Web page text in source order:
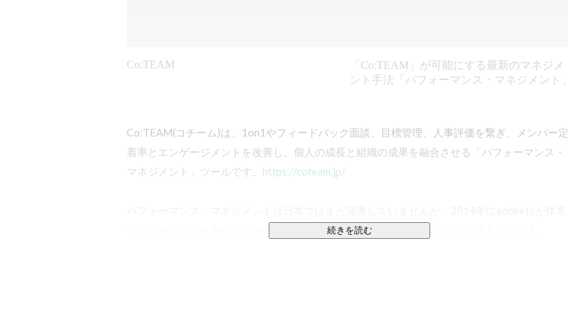
Co:TEAM
「Co:TEAM」が可能にする最新のマネジメ
ント手法「パフォーマンス・マネジメント」
Co:TEAM(コチーム)は、1on1やフィードバック面談、目標管理、人事評価を繋ぎ、メンバー定
着率とエンゲージメントを改善し、個人の成長と組織の成果を融合させる「パフォーマンス・
マネジメント」ツールです。 https://coteam.jp/
化してから、北米中心に加速的に導入が進みつつありFortune500の30%が導入している、
続きを読む